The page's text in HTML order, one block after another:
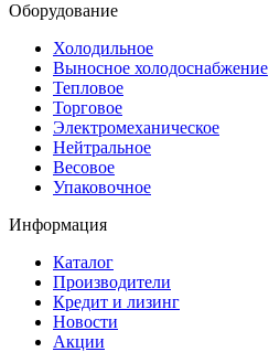
Оборудование
Холодильное
Выносное холодоснабжение
Тепловое
Торговое
Электромеханическое
Нейтральное
Весовое
Упаковочное
Информация
Каталог
Производители
Кредит и лизинг
Новости
Акции